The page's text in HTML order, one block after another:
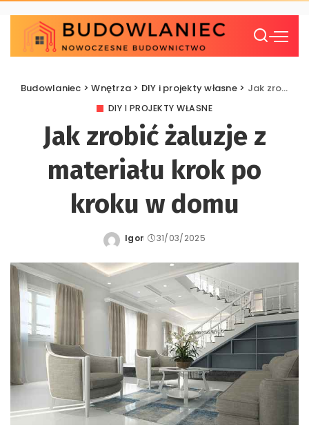
Budowlaniec >Wnętrza > DIY i projekty własne> Jak zrobić żaluzje z materiału krok po kroku w domu
DIY I PROJEKTY WŁASNE
Jak zrobić żaluzje z
materiału krok po
kroku w domu
Posted
Igor 31/03/2025